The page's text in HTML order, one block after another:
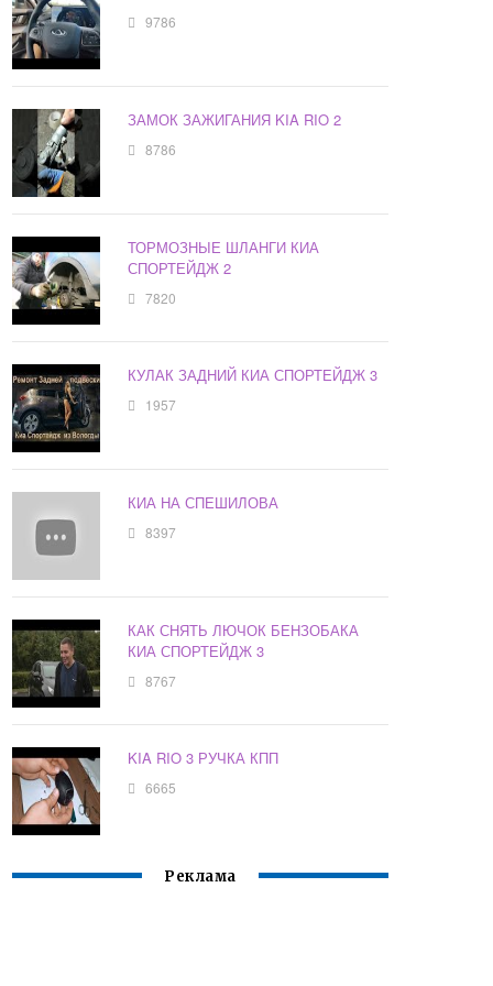
9786
ЗАМОК ЗАЖИГАНИЯ KIA RIO 2
8786
ТОРМОЗНЫЕ ШЛАНГИ КИА
СПОРТЕЙДЖ 2
7820
КУЛАК ЗАДНИЙ КИА СПОРТЕЙДЖ 3
1957
КИА НА СПЕШИЛОВА
8397
КАК СНЯТЬ ЛЮЧОК БЕНЗОБАКА
КИА СПОРТЕЙДЖ 3
8767
KIA RIO 3 РУЧКА КПП
6665
Реклама